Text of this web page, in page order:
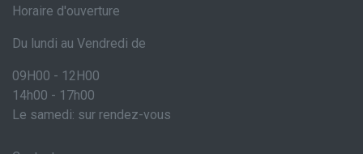
Horaire d'ouverture
Du lundi au Vendredi de
09H00 - 12H00
14h00 - 17h00
Le samedi: sur rendez-vous